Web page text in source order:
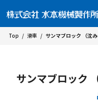
Top / 滑車 / サンマブロック （沈
サンマブロック